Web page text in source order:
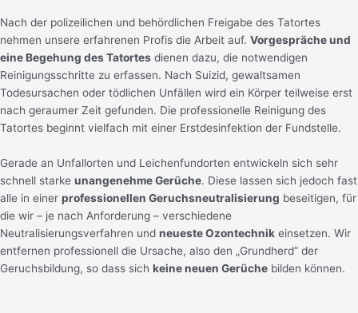
Nach der polizeilichen und behördlichen Freigabe des Tatortes
nehmen unsere erfahrenen Profis die Arbeit auf. Vorgespräche und
eine Begehung des Tatortes dienen dazu, die notwendigen
Reinigungsschritte zu erfassen. Nach Suizid, gewaltsamen
Todesursachen oder tödlichen Unfällen wird ein Körper teilweise erst
nach geraumer Zeit gefunden. Die professionelle Reinigung des
Tatortes beginnt vielfach mit einer Erstdesinfektion der Fundstelle.
Gerade an Unfallorten und Leichenfundorten entwickeln sich sehr
schnell starke unangenehme Gerüche. Diese lassen sich jedoch fast
alle in einer professionellen Geruchsneutralisierung beseitigen, für
die wir – je nach Anforderung – verschiedene
Neutralisierungsverfahren und neueste Ozontechnik einsetzen. Wir
entfernen professionell die Ursache, also den „Grundherd“ der
Geruchsbildung, so dass sich keine neuen Gerüche bilden können.